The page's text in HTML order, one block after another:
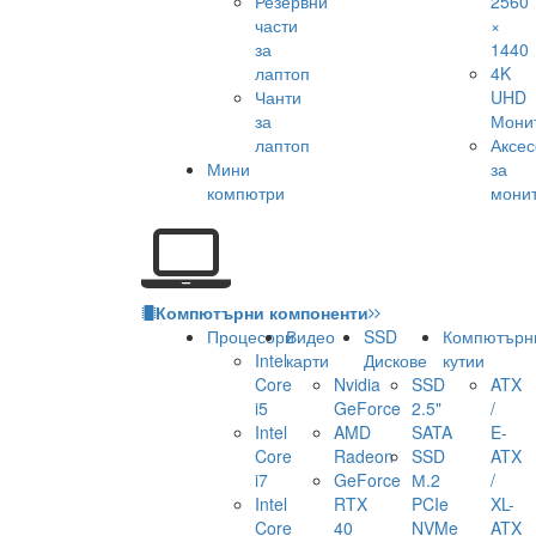
части
за
лаптоп
Чанти
за
лаптоп
Мини
компютри
×
1440
4K
UHD
за
Компютърни компоненти
Процесори
Intel
Core
i5
Intel
Core
i7
Intel
Core
Видео
карти
Nvidia
GeForce
AMD
Radeon
GeForce
RTX
40
SSD
Дискове
SSD
2.5"
SATA
SSD
М.2
PCIe
NVMe
кутии
ATX
/
E-
ATX
/
XL-
ATX